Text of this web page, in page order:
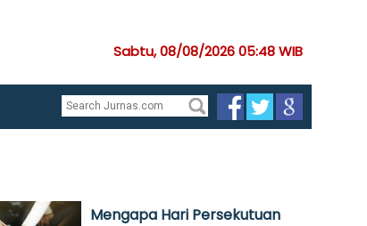
Sabtu, 08/08/2026 05:48 WIB
Mengapa Hari Persekutuan